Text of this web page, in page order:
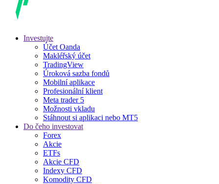
Investujte
Účet Oanda
Makléřský účet
TradingView
Úroková sazba fondů
Mobilní aplikace
Profesionální klient
Meta trader 5
Možnosti vkladu
Stáhnout si aplikaci nebo MT5
Do čeho investovat
Forex
Akcie
ETFs
Akcie CFD
Indexy CFD
Komodity CFD